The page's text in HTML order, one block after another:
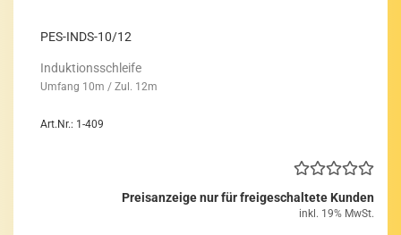
PES-​INDS-​10/12
In­duk­ti­ons­schlei­fe
Um­fang 10m / Zul. 12m
Art.Nr.: 1-409
Preisanzeige nur für freigeschaltete Kunden
inkl. 19% MwSt.